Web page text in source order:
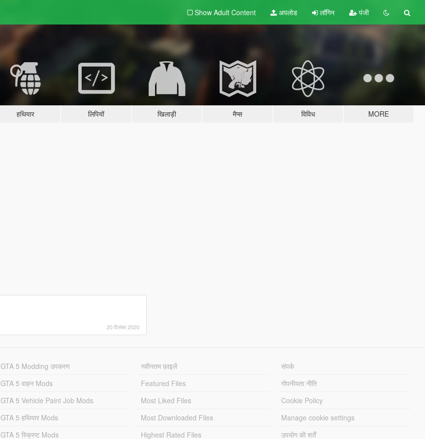
Show Adult Content अपलोड लॉगिन पंजी
हथियार लिपियों खिलाड़ी मैप्स विविध MORE
20 दिसंबर 2020
GTA 5 Modding उपकरण
GTA 5 वाहन Mods
GTA 5 Vehicle Paint Job Mods
GTA 5 हथियार Mods
GTA 5 स्क्रिप्ट Mods
नवीनतम फ़ाइलें
Featured Files
Most Liked Files
Most Downloaded Files
Highest Rated Files
संपर्क
गोपनीयता नीति
Cookie Policy
Manage cookie settings
उपयोग की शर्तें